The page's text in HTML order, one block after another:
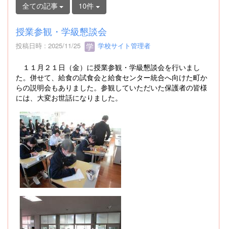
全ての記事 10件
授業参観・学級懇談会
投稿日時 : 2025/11/25 学校サイト管理者
１１月２１日（金）に授業参観・学級懇談会を行いまし
た。併せて、給食の試食会と給食センター統合へ向けた町か
らの説明会もありました。参観していただいた保護者の皆様
には、大変お世話になりました。